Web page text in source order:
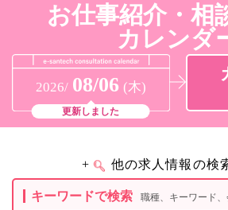
お仕事紹介・相
カレンダ
2026/ 08/06 (木)
更新しました
+ 他の求人情報の検
キーワードで検索 職種、キーワード